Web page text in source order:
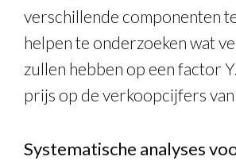
verschillende componenten
helpen te onderzoeken wat
zullen hebben op een factor
prijs op de verkoopcijfers
Systematische analyses